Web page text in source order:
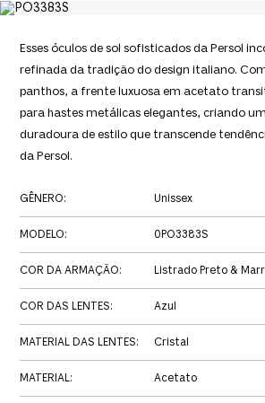
Esses óculos de sol sofisticados da Persol
refinada da tradição do design italiano.
panthos, a frente luxuosa em acetato
para hastes metálicas elegantes, criando
duradoura de estilo que transcende
da Persol.
GÊNERO: Unissex
MODELO: 0PO3383S
COR DA ARMAÇÃO: Listrado Preto &
COR DAS LENTES: Azul
MATERIAL DAS LENTES: Cristal
MATERIAL: Acetato